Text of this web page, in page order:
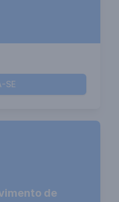
SE
de